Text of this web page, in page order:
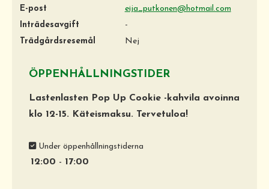
E-post
eija_putkonen@hotmail.com
Inträdesavgift
-
Trädgårdsresemål
Nej
ÖPPENHÅLLNINGSTIDER
Lastenlasten Pop Up Cookie -kahvila avoinna
klo 12-15. Käteismaksu. Tervetuloa!
Under öppenhållningstiderna
12:00 - 17:00